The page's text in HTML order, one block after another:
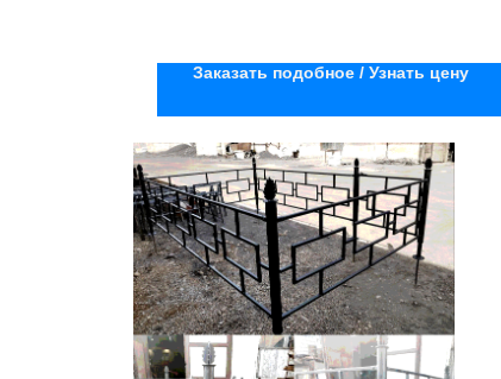
Заказать подобное / Узнать цену